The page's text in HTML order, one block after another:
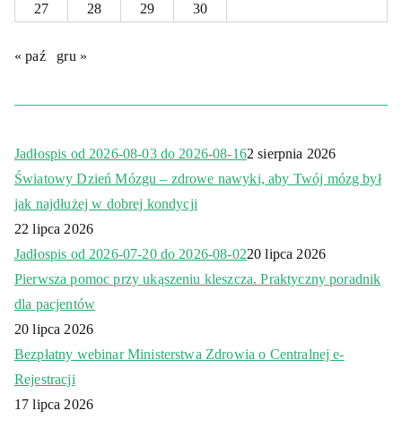
27
28 29 30
« paź gru »
Jadłospis od 2026-08-03 do 2026-08-162 sierpnia 2026
Światowy Dzień Mózgu – zdrowe nawyki, aby Twój mózg był
jak najdłużej w dobrej kondycji
22 lipca 2026
Jadłospis od 2026-07-20 do 2026-08-0220 lipca 2026
Pierwsza pomoc przy ukąszeniu kleszcza. Praktyczny poradnik
dla pacjentów
20 lipca 2026
Bezpłatny webinar Ministerstwa Zdrowia o Centralnej e-
Rejestracji
17 lipca 2026